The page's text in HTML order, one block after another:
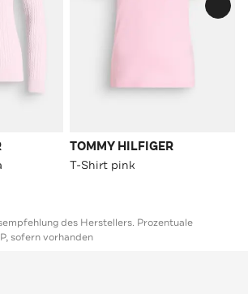
TOMMY HILFIGER
T-Shirt pink
des Herstellers. Prozentuale
sofern vorhanden